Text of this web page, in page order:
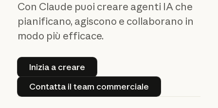
Con Claude puoi creare agenti IA che
pianificano, agiscono e collaborano in
modo più efficace.
Inizia a creare
Inizia a creare
Contatta il team commerciale
Contatta il team commerciale